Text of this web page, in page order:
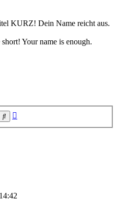
KURZ! Dein Name reicht aus.
Your name is enough.
Suche